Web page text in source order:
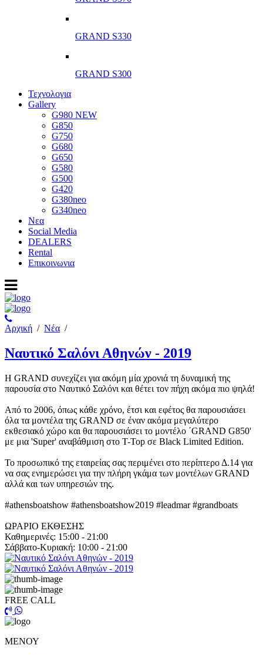
GRAND S330
GRAND S300
Τεχνολογια
Gallery
G980 NEW
G850
G750
G680
G650
G580
G500
G420
G380neo
G340neo
Νεα
Social Media
DEALERS
Rental
Επικοινωνια
Αρχική / Νέα /
Ναυτικό Σαλόνι Αθηνών - 2019
Η GRAND συνεχίζει για ακόμη μία χρονιά τη δυναμική της
παρουσία στο Ναυτικό Σαλόνι και θέτει τον πήχη ακόμα πιο ψηλά!
Από το 2006, όπως κάθε χρόνο, έτσι και εφέτος θα παρουσιάσει
όλα τα μοντέλα της GRAND σε έναν ακόμα μεγαλύτερο
εκθεσιακό χώρο και θα παρουσιάσει το μοντέλο ΄GRAND G850'
με μια 'Super' αναβάθμιση στο T-Top σε Βlack Limited Edition.
Το προσωπικό της εταιρείας σας περιμένει στο περίπτερο Δ.14 για
να σας ενημερώσει για την πλήρη γκάμα των μοντέλων GRAND
αλλά και των υπηρεσιών της.
#athensboatshow #athensboatshow2019 #leadmar #grandboats
ΩΡΑΡΙΟ ΕΚΘΕΣΗΣ
Καθημερινές: 15:00 - 21:00
Σάββατο-Κυριακή: 10:00 - 21:00
FREE CALL
ΜΕΝΟΥ